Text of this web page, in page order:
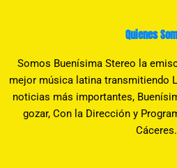
Quienes
Somos Buenísima Stereo la
mejor música latina transmitiendo
noticias más importantes,
gozar, Con la Dirección y
Cáceres.